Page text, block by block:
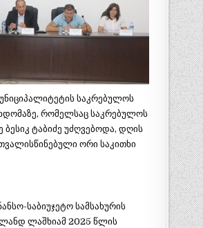
საკრებულოს
რომელსაც საკრებულოს
ბესიკ ტაბიძე უძღვებოდა, დღის
ორი საკითხი
საბიუჯეტო სამსახურის
ლაშხიამ 2025 წლის